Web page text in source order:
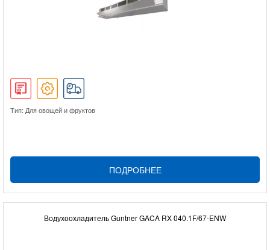
Тип: Для овощей и фруктов
ПОДРОБНЕЕ
Водухоохладитель Guntner GACA RX 040.1F/67-ENW